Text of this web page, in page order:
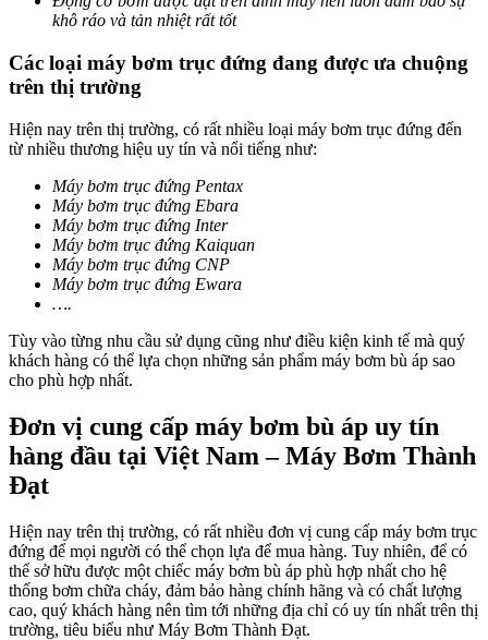
khô ráo và tản nhiệt rất tốt
Các loại máy bơm trục đứng đang được ưa chuộng
trên thị trường
Hiện nay trên thị trường, có rất nhiều loại máy bơm trục đứng đến
từ nhiều thương hiệu uy tín và nổi tiếng như:
Máy bơm trục đứng Pentax
Máy bơm trục đứng Ebara
Máy bơm trục đứng Inter
Máy bơm trục đứng Kaiquan
Máy bơm trục đứng CNP
Máy bơm trục đứng Ewara
….
Tùy vào từng nhu cầu sử dụng cũng như điều kiện kinh tế mà quý
khách hàng có thể lựa chọn những sản phẩm máy bơm bù áp sao
cho phù hợp nhất.
Đơn vị cung cấp máy bơm bù áp uy tín
hàng đầu tại Việt Nam – Máy Bơm Thành
Đạt
Hiện nay trên thị trường, có rất nhiều đơn vị cung cấp máy bơm trục
đứng để mọi người có thể chọn lựa để mua hàng. Tuy nhiên, để có
thể sở hữu được một chiếc máy bơm bù áp phù hợp nhất cho hệ
thống bơm chữa cháy, đảm bảo hàng chính hãng và có chất lượng
cao, quý khách hàng nên tìm tới những địa chỉ có uy tín nhất trên thị
trường, tiêu biểu như Máy Bơm Thành Đạt.